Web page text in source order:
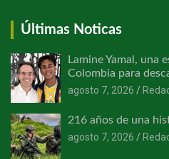
Últimas Noticas
Lamine Yamal, una
Colombia para
agosto 7, 2026
216 años de una
agosto 7, 2026